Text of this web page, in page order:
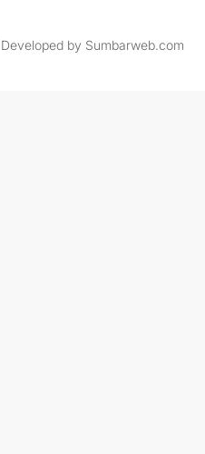
| Developed by Sumbarweb.com